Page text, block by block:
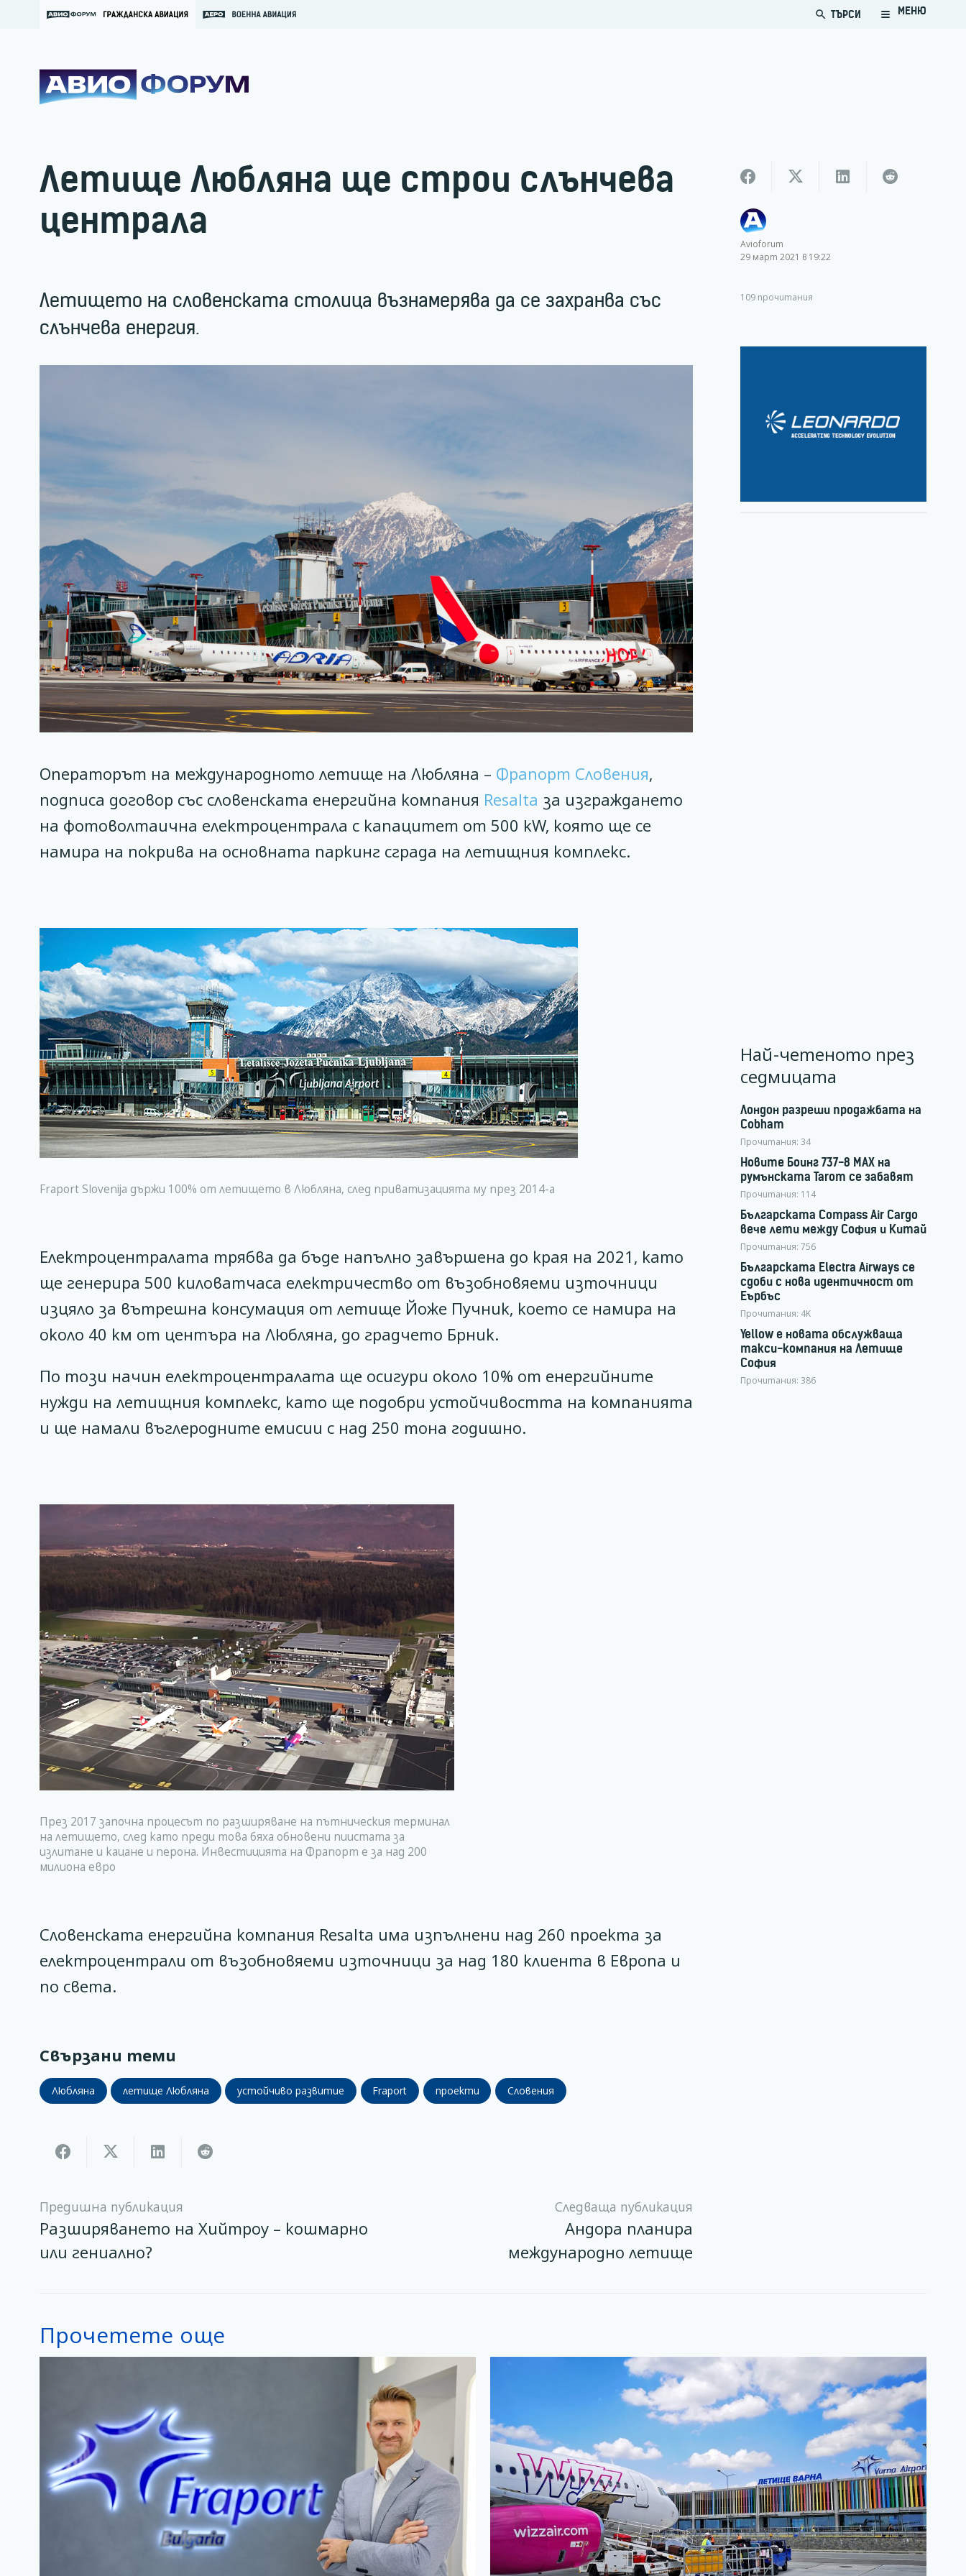
search ТЪРСИ МЕНЮ
Летище Любляна ще строи слънчева
централа
Летището на словенската столица възнамерява да се захранва със
слънчева енергия.
Операторът на международното летище на Любляна – Фрапорт Словения,
подписа договор със словенската енергийна компания Resalta за изграждането
на фотоволтаична електроцентрала с капацитет от 500 kW, която ще се
намира на покрива на основната паркинг сграда на летищния комплекс.
Fraport Slovenija държи 100% от летището в Любляна, след приватизацията му през 2014-а
Електроцентралата трябва да бъде напълно завършена до края на 2021, като
ще генерира 500 киловатчаса електричество от възобновяеми източници
изцяло за вътрешна консумация от летище Йоже Пучник, което се намира на
около 40 км от центъра на Любляна, до градчето Брник.
По този начин електроцентралата ще осигури около 10% от енергийните
нужди на летищния комплекс, като ще подобри устойчивостта на компанията
и ще намали въглеродните емисии с над 250 тона годишно.
През 2017 започна процесът по разширяване на пътническия терминал
на летището, след като преди това бяха обновени пиистата за
излитане и кацане и перона. Инвестицията на Фрапорт е за над 200
милиона евро
Словенската енергийна компания Resalta има изпълнени над 260 проекта за
електроцентрали от възобновяеми източници за над 180 клиента в Европа и
по света.
Свързани теми
Любляна летище Любляна устойчиво развитие Fraport проекти Словения
Предишна публикация
Разширяването на Хийтроу – кошмарно
или гениално?
Следваща публикация
Андора планира
международно летище
Avioforum
29 март 2021 в 19:22
109 прочитания
Най-четеното през
седмицата
Лондон разреши продажбата на
Cobham
Прочитания: 34
Новите Боинг 737-8 MAX на
румънската Tarom се забавят
Прочитания: 114
Българската Compass Air Cargo
вече лети между София и Китай
Прочитания: 756
Българската Electra Airways се
сдоби с нова идентичност от
Еърбъс
Прочитания: 4K
Yellow е новата обслужваща
такси-компания на Летище
София
Прочитания: 386
Прочетете още